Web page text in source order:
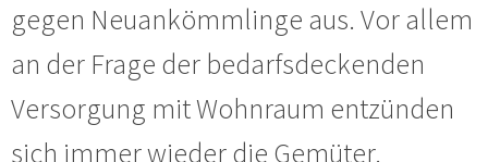
gegen Neuankömmlinge aus. Vor allem
an der Frage der bedarfsdeckenden
Versorgung mit Wohnraum entzünden
sich immer wieder die Gemüter.